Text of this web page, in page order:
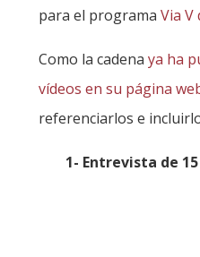
para el programa Via V
Como la cadena ya ha
vídeos en su página
referenciarlos e
1- Entrevista de